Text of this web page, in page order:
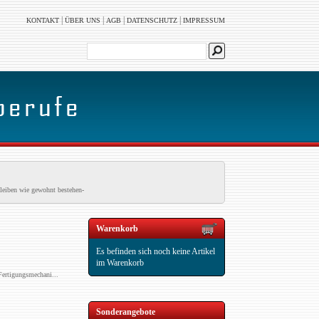
KONTAKT|ÜBER UNS|AGB|DATENSCHUTZ|IMPRESSUM
wie gewohnt bestehen-
Warenkorb
Es befinden sich noch keine Artikel
im Warenkorb
Sonderangebote